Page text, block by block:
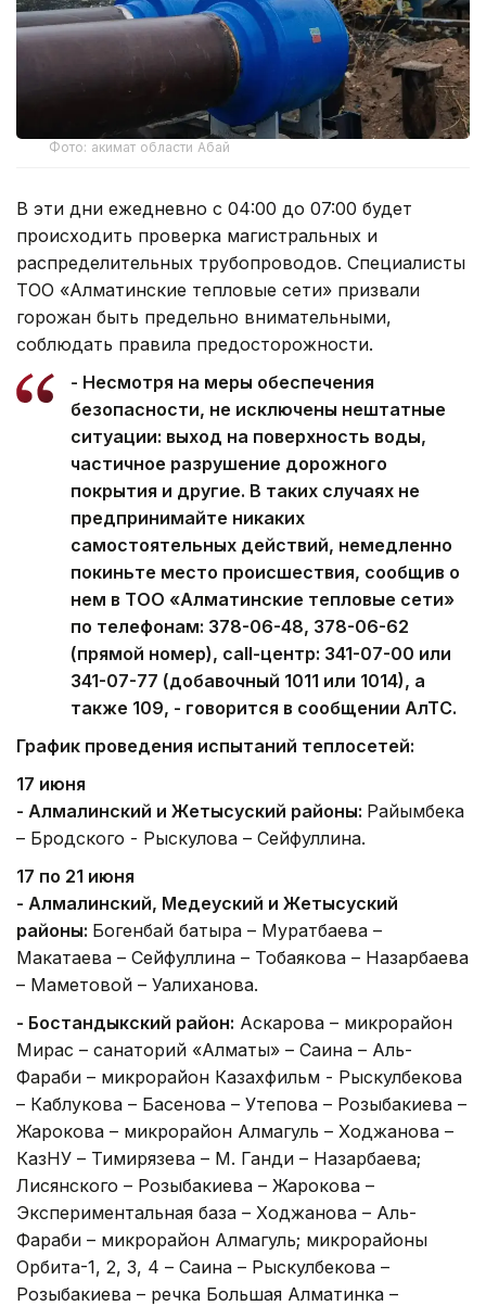
Фото: акимат области Абай
В эти дни ежедневно с 04:00 до 07:00 будет
происходить проверка магистральных и
распределительных трубопроводов. Специалисты
ТОО «Алматинские тепловые сети» призвали
горожан быть предельно внимательными,
соблюдать правила предосторожности.
- Несмотря на меры обеспечения
безопасности, не исключены нештатные
ситуации: выход на поверхность воды,
частичное разрушение дорожного
покрытия и другие. В таких случаях не
предпринимайте никаких
самостоятельных действий, немедленно
покиньте место происшествия, сообщив о
нем в ТОО «Алматинские тепловые сети»
по телефонам: 378-06-48, 378-06-62
(прямой номер), call-центр: 341-07-00 или
341-07-77 (добавочный 1011 или 1014), а
также 109, - говорится в сообщении АлТС.
График проведения испытаний теплосетей:
17 июня
- Алмалинский и Жетысуский районы: Райымбека
– Бродского - Рыскулова – Сейфуллина.
17 по 21 июня
- Алмалинский, Медеуский и Жетысуский
районы: Богенбай батыра – Муратбаева –
Макатаева – Сейфуллина – Тобаякова – Назарбаева
– Маметовой – Уалиханова.
- Бостандыкский район: Аскарова – микрорайон
Мирас – санаторий «Алматы» – Саина – Аль-
Фараби – микрорайон Казахфильм - Рыскулбекова
– Каблукова – Басенова – Утепова – Розыбакиева –
Жарокова – микрорайон Алмагуль – Ходжанова –
КазНУ – Тимирязева – М. Ганди – Назарбаева;
Лисянского – Розыбакиева – Жарокова –
Экспериментальная база – Ходжанова – Аль-
Фараби – микрорайон Алмагуль; микрорайоны
Орбита-1, 2, 3, 4 – Саина – Рыскулбекова –
Розыбакиева – речка Большая Алматинка –